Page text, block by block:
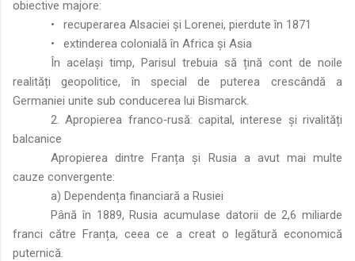
obiective majore:
•
recuperarea Alsaciei și Lorenei, pierdute în 1871
•
extinderea colonială în Africa și Asia
În același timp, Parisul trebuia să țină cont de noile
realități geopolitice, în special de puterea crescândă a
Germaniei unite sub conducerea lui Bismarck.
2. Apropierea franco‑rusă: capital, interese și rivalități
balcanice
Apropierea dintre Franța și Rusia a avut mai multe
cauze convergente:
a) Dependența financiară a Rusiei
Până în 1889, Rusia acumulase datorii de 2,6 miliarde
franci către Franța, ceea ce a creat o legătură economică
puternică.